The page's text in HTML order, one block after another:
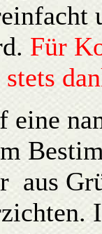
Für
stets
eine
aus